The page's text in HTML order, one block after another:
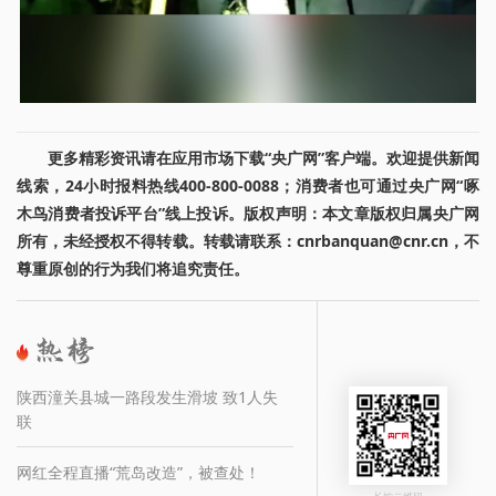
更多精彩资讯请在应用市场下载“央广网”客户端。欢迎提供新闻
线索，24小时报料热线400-800-0088；消费者也可通过央广网“啄
木鸟消费者投诉平台”线上投诉。版权声明：本文章版权归属央广网
所有，未经授权不得转载。转载请联系：cnrbanquan@cnr.cn，不
尊重原创的行为我们将追究责任。
陕西潼关县城一路段发生滑坡 致1人失
联
网红全程直播“荒岛改造”，被查处！